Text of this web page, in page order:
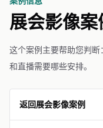
展会影像案
这个案例主要帮助您判
和直播需要哪些安排。
返回展会影像案例